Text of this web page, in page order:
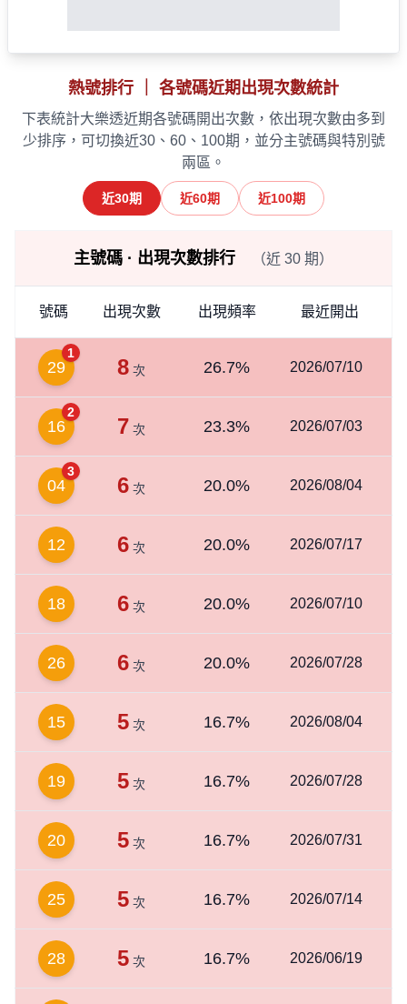
熱號排行 ｜ 各號碼近期出現次數統計
下表統計大樂透近期各號碼開出次數，依出現次數由多到
少排序，可切換近30、60、100期，並分主號碼與特別號
兩區。
近30期 近60期 近100期
主號碼 · 出現次數排行 （近 30 期）
號碼 出現次數 出現頻率 最近開出
29
1
8 次 26.7% 2026/07/10
16
2
7 次 23.3% 2026/07/03
04
3
6 次 20.0% 2026/08/04
12 6 次 20.0% 2026/07/17
18 6 次 20.0% 2026/07/10
26 6 次 20.0% 2026/07/28
15 5 次 16.7% 2026/08/04
19 5 次 16.7% 2026/07/28
20 5 次 16.7% 2026/07/31
25 5 次 16.7% 2026/07/14
28 5 次 16.7% 2026/06/19